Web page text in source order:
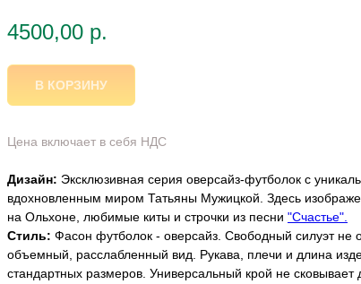
4500,00 р.
В КОРЗИНУ
Цена включает в себя НДС
Дизайн: Эксклюзивная серия оверсайз-футболок с
вдохновленным миром Татьяны Мужицкой. Здесь
на Ольхоне, любимые киты и строчки из песни "Счастье".
Стиль: Фасон футболок - оверсайз. Свободный силуэт не
объемный, расслабленный вид. Рукава, плечи и длина
стандартных размеров. Универсальный крой не сковывает